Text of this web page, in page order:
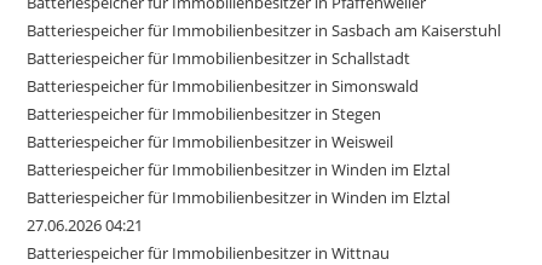
Batteriespeicher für Immobilienbesitzer in Sasbach am Kaiserstuhl
Batteriespeicher für Immobilienbesitzer in Schallstadt
Batteriespeicher für Immobilienbesitzer in Simonswald
Batteriespeicher für Immobilienbesitzer in Stegen
Batteriespeicher für Immobilienbesitzer in Weisweil
Batteriespeicher für Immobilienbesitzer in Winden im Elztal
Batteriespeicher für Immobilienbesitzer in Winden im Elztal
27.06.2026 04:21
Batteriespeicher für Immobilienbesitzer in Wittnau